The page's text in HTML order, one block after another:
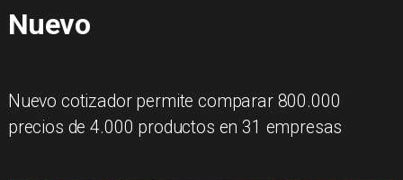
Nuevo
Nuevo cotizador permite comparar 800.000
precios de 4.000 productos en 31 empresas